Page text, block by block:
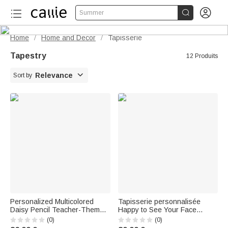
Summer  
Home / Home and Decor / Tapisserie
Tapestry 12 Produits
Sort by Relevance 
Personalized Multicolored
Daisy Pencil Teacher-Themed
Wall Hanging with Text
Classroom Decoration Back-
(0)
Tapisserie personnalisée
Happy to See Your Face
Flower Rainbow Tapestry with
Text Classroom Decor Back to
(0)